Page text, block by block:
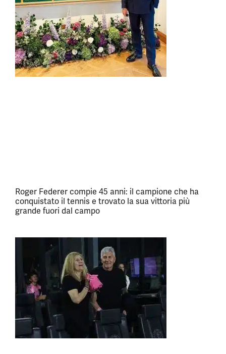
Roger Federer compie 45 anni: il campione che ha
conquistato il tennis e trovato la sua vittoria più
grande fuori dal campo